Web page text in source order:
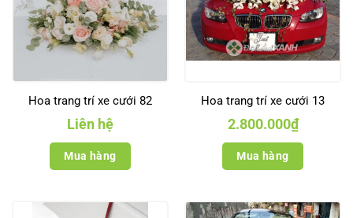
Hoa trang trí xe cưới 82
Liên hệ
Mua hàng
Hoa trang trí xe cưới 13
2.800.000₫
Mua hàng